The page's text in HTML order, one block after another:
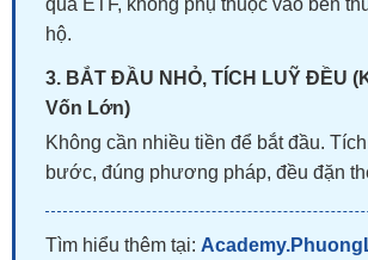
qua ETF, không phụ thuộc vào bên
hộ.
3. BẮT ĐẦU NHỎ, TÍCH LUỸ ĐỀU
Vốn Lớn)
Không cần nhiều tiền để bắt đầu.
bước, đúng phương pháp, đều đặn
Tìm hiểu thêm tại: